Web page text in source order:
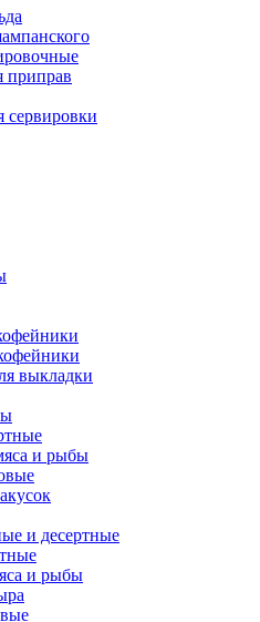
приправ
выкладки
и рыбы
и десертные
и рыбы